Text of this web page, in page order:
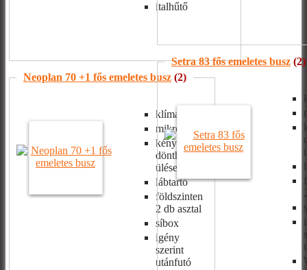
italhűtő
Neoplan 70 +1 fős emeletes busz (2)
klíma
mikrofon
kényelmes,
dönthető
ülések
lábtartó
földszinten
2 db asztal
síbox
igény
szerint
utánfutó
Setra 83 fős emeletes busz (2)